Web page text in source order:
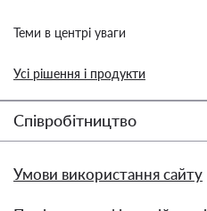
Теми в центрі уваги
Усі рішення і продукти
Співробітництво
Умови використання сайту